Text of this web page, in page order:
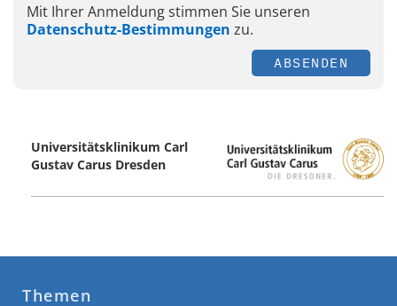
Mit Ihrer Anmeldung stimmen Sie unseren
Datenschutz-Bestimmungen zu.
ABSENDEN
Universitätsklinikum Carl
Gustav Carus ­Dresden
Themen